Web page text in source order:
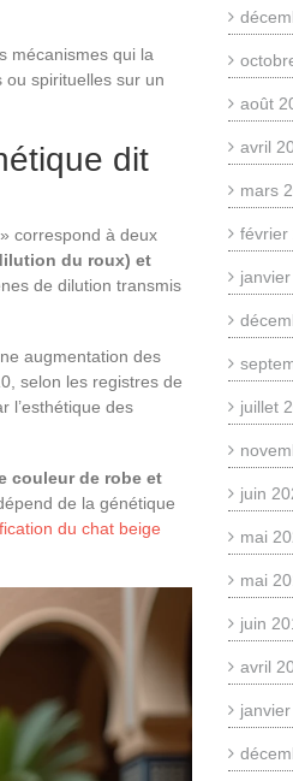
mécanismes qui la
spirituelles sur un
dit
correspond à deux
du roux) et
de dilution transmis
augmentation des
selon les registres de
l’esthétique des
couleur de robe et
de la génétique
du chat beige
août
avril
mars
février
juillet
juin
mai
mai
juin
avril